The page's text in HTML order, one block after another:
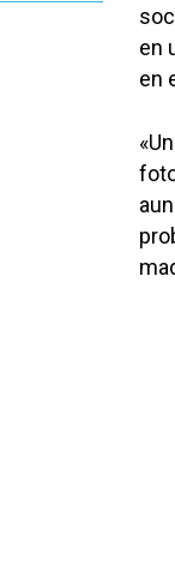
Presiona Intro para
en
en